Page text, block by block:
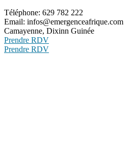
Téléphone: 629 782 222
Email: infos@emergenceafrique.com
Camayenne, Dixinn Guinée
Prendre RDV
Prendre RDV